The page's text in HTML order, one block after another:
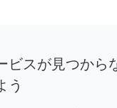
ビスが見つから
う